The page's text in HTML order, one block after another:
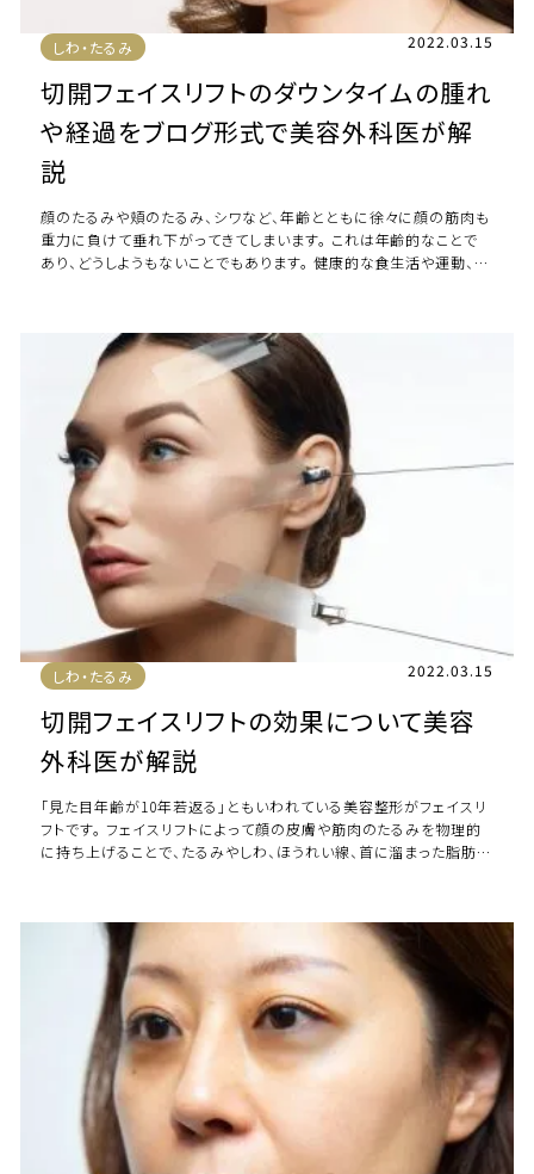
しわ・たるみ 2022.03.15
切開フェイスリフトのダウンタイムの腫れ
や経過をブログ形式で美容外科医が解
説
顔のたるみや頬のたるみ、シワなど、年齢とともに徐々に顔の筋肉も
重力に負けて垂れ下がってきてしまいます。 これは年齢的なことで
あり、どうしようもないことでもあります。 健康的な食生活や運動、ラ
しわ・たるみ 2022.03.15
切開フェイスリフトの効果について美容
外科医が解説
「見た目年齢が10年若返る」ともいわれている美容整形がフェイスリ
フトです。 フェイスリフトによって顔の皮膚や筋肉のたるみを物理的
に持ち上げることで、たるみやしわ、ほうれい線、首に溜まった脂肪な